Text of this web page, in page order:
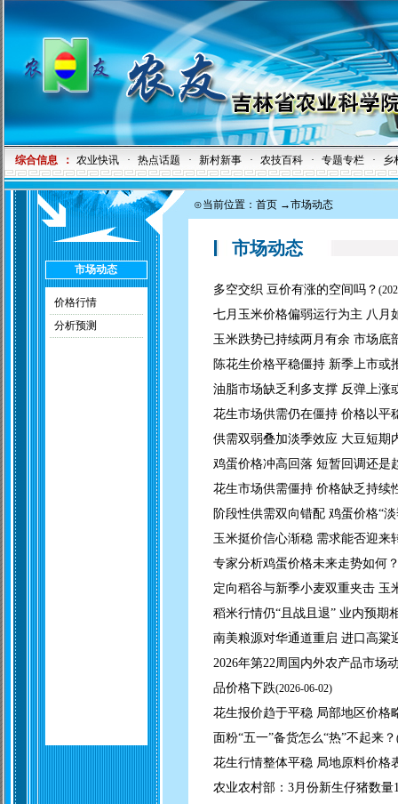
综合信息 ： 农业快讯 · 热点话题 · 新村新事 · 农技百科 · 专题专栏 · 乡
⊙当前位置： 首页→市场动态
市场动态
多空交织 豆价有涨的空间吗？ (
七月玉米价格偏弱运行为主 八月
玉米跌势已持续两月有余 市场底
陈花生价格平稳僵持 新季上市或
油脂市场缺乏利多支撑 反弹上涨
花生市场供需仍在僵持 价格以平
供需双弱叠加淡季效应 大豆短期
鸡蛋价格冲高回落 短暂回调还是
花生市场供需僵持 价格缺乏持续
阶段性供需双向错配 鸡蛋价格“
玉米挺价信心渐稳 需求能否迎来
专家分析鸡蛋价格未来走势如何
定向稻谷与新季小麦双重夹击 玉
稻米行情仍“且战且退” 业内预期
南美粮源对华通道重启 进口高粱
2026年第22周国内外农产品市
品价格下跌(2026-06-02)
花生报价趋于平稳 局部地区价格
面粉“五一”备货怎么“热”不起来？
花生行情整体平稳 局地原料价格
农业农村部：3月份新生仔猪数
市场动态
价格行情
分析预测